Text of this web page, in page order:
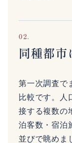
02.
同種都市
第一次調査で
比較です。人
接する複数の
泊客数・宿泊
並びで眺めま